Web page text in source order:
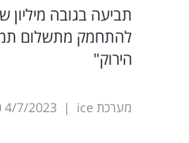
תביעה בגובה
להתחמק מתשלום
הירוק"
מערכת ice |
4/7/2023